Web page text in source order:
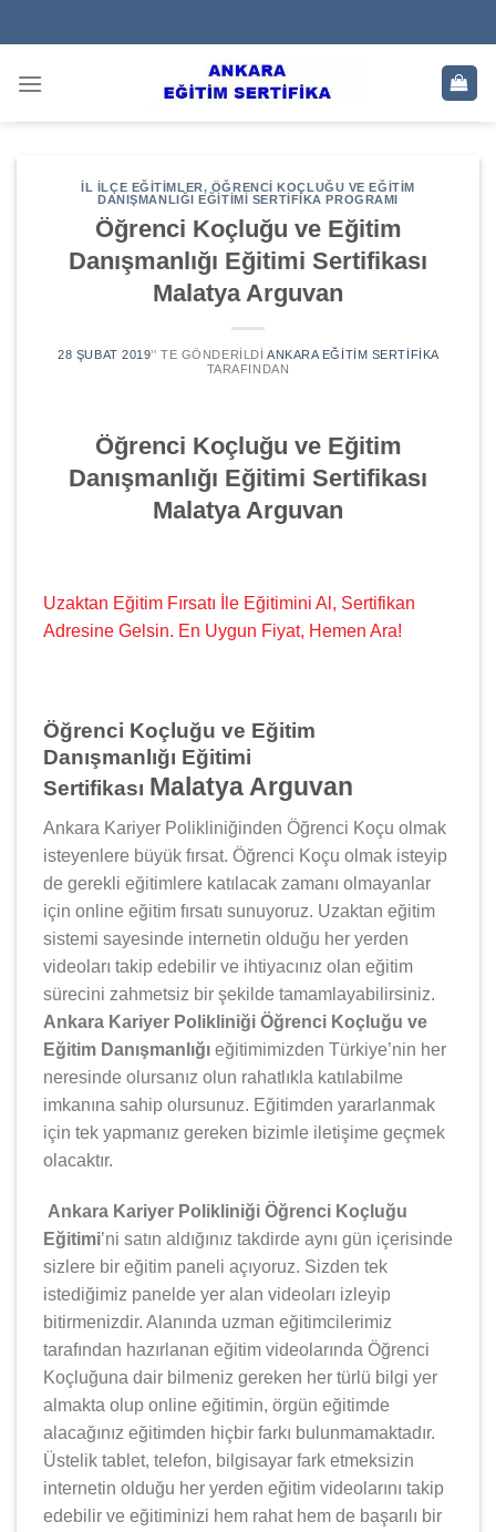
to
İL İLÇE EĞITIMLER, ÖĞRENCI KOÇLUĞU VE EĞITIM
DANIŞMANLIĞI EĞITIMI SERTIFIKA PROGRAMI
Öğrenci Koçluğu ve Eğitim
Danışmanlığı Eğitimi Sertifikası
Malatya Arguvan
28 ŞUBAT 2019’' TE GÖNDERILDI ANKARA EĞITIM SERTIFIKA
TARAFINDAN
Öğrenci Koçluğu ve Eğitim
Danışmanlığı Eğitimi Sertifikası
Malatya Arguvan
Uzaktan Eğitim Fırsatı İle Eğitimini Al, Sertifikan
Adresine Gelsin. En Uygun Fiyat, Hemen Ara!
Öğrenci Koçluğu ve Eğitim
Danışmanlığı Eğitimi
Sertifikası Malatya Arguvan
Ankara Kariyer Polikliniğinden Öğrenci Koçu olmak
isteyenlere büyük fırsat. Öğrenci Koçu olmak isteyip
de gerekli eğitimlere katılacak zamanı olmayanlar
için online eğitim fırsatı sunuyoruz. Uzaktan eğitim
sistemi sayesinde internetin olduğu her yerden
videoları takip edebilir ve ihtiyacınız olan eğitim
sürecini zahmetsiz bir şekilde tamamlayabilirsiniz.
Ankara Kariyer Polikliniği Öğrenci Koçluğu ve
Eğitim Danışmanlığı eğitimimizden Türkiye’nin her
neresinde olursanız olun rahatlıkla katılabilme
imkanına sahip olursunuz. Eğitimden yararlanmak
için tek yapmanız gereken bizimle iletişime geçmek
olacaktır.
Ankara Kariyer Polikliniği Öğrenci Koçluğu
Eğitimi’ni satın aldığınız takdirde aynı gün içerisinde
sizlere bir eğitim paneli açıyoruz. Sizden tek
istediğimiz panelde yer alan videoları izleyip
bitirmenizdir. Alanında uzman eğitimcilerimiz
tarafından hazırlanan eğitim videolarında Öğrenci
Koçluğuna dair bilmeniz gereken her türlü bilgi yer
almakta olup online eğitimin, örgün eğitimde
alacağınız eğitimden hiçbir farkı bulunmamaktadır.
Üstelik tablet, telefon, bilgisayar fark etmeksizin
internetin olduğu her yerden eğitim videolarını takip
edebilir ve eğitiminizi hem rahat hem de başarılı bir